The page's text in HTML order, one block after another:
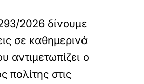
2026 δίνουμε
σε καθημερινά
αντιμετωπίζει ο
πολίτης στις